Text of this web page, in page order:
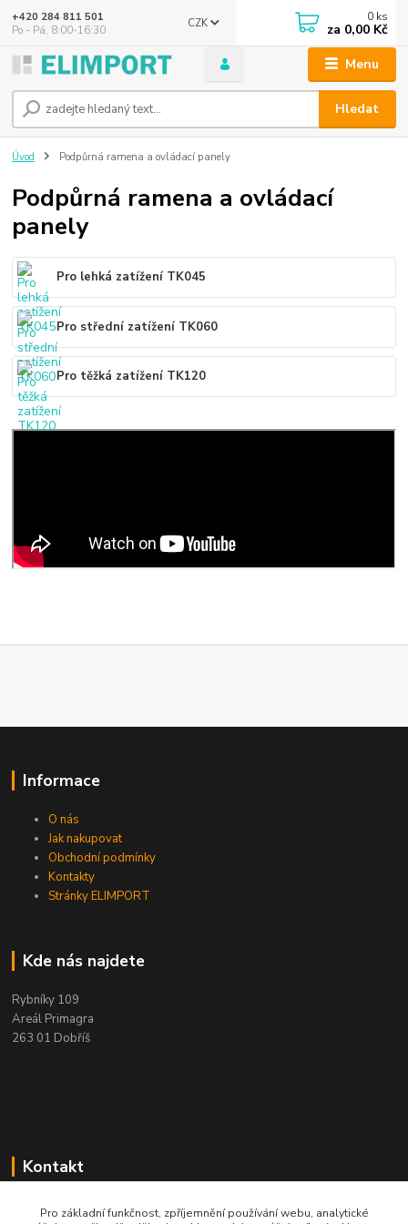
Menu
CZK
Hledat
+420 284 811 501
Po - Pá, 8:00-16:30
0 ks
za 0,00 Kč
Úvod Podpůrná ramena a ovládací panely
Podpůrná ramena a ovládací
panely
Pro lehká zatížení TK045
Pro střední zatížení TK060
Pro těžká zatížení TK120
Informace
O nás
Jak nakupovat
Obchodní podmínky
Kontakty
Stránky ELIMPORT
Kde nás najdete
Rybníky 109
Areál Primagra
263 01 Dobříš
Kontakt
+420 284 811 501
Pro základní funkčnost, zpříjemnění používání webu, analytické